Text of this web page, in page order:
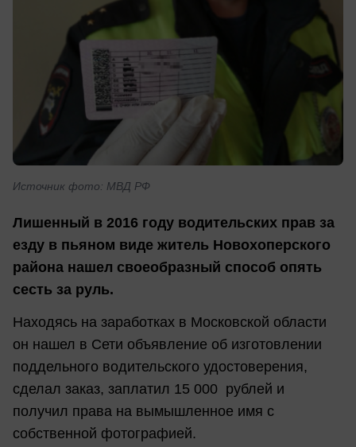
Источник фото: МВД РФ
Лишенный в 2016 году водительских прав за
езду в пьяном виде житель Новохоперского
района нашел своеобразный способ опять
сесть за руль.
Находясь на заработках в Московской области
он нашел в Сети объявление об изготовлении
поддельного водительского удостоверения,
сделал заказ, заплатил 15 000 рублей и
получил права на вымышленное имя с
собственной фотографией.